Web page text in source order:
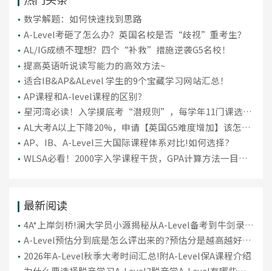
数学解题：如何快速找到思路
A-Level考砸了怎么办？英国名校是否“歧视”重考生？
AL/IG成绩不理想？四个“补救”措施逆袭G5名校！
提高英语听说读写能力的高效方法~
适合IB&AP&ALevel 学生的9个宝藏学习网站汇总！
AP课程和A-level课程的区别？
星河湾必读！入学摸底考“潜规则”，每学年11门课选课
技巧
AL大考A以上下降20%，申请【英国G5难度增加】该怎么
补救？
AP、IB、A-Level三大国际课程体系对比!如何选择?
WLSA必看！2000字入学课程干货，GPA计算方法一目了
最新阅读
4A*上岸剑桥!澜大学员小源揭秘从A-Level备考到牛剑录取
的关键一步
A-Level预估分到底是怎么评出来的?预估分是越高越好
吗?
2026年A-Level秋季大考时间汇总!附A-Level保A课程介绍